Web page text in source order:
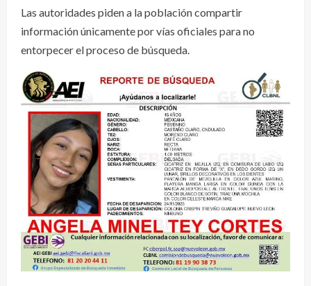
Las autoridades piden a la población compartir
información únicamente por vías oficiales para no
entorpecer el proceso de búsqueda.